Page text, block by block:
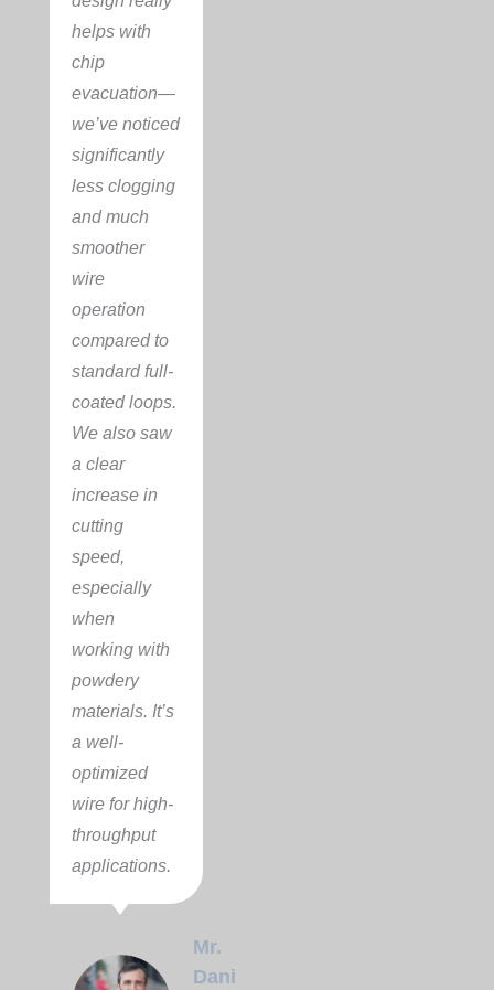
helps with
chip
evacuation—
we’ve noticed
significantly
less clogging
and much
smoother
wire
operation
compared to
standard full-
coated loops.
We also saw
a clear
increase in
cutting
speed,
especially
when
working with
powdery
materials. It’s
a well-
optimized
wire for high-
throughput
applications.
Mr.
Daniel